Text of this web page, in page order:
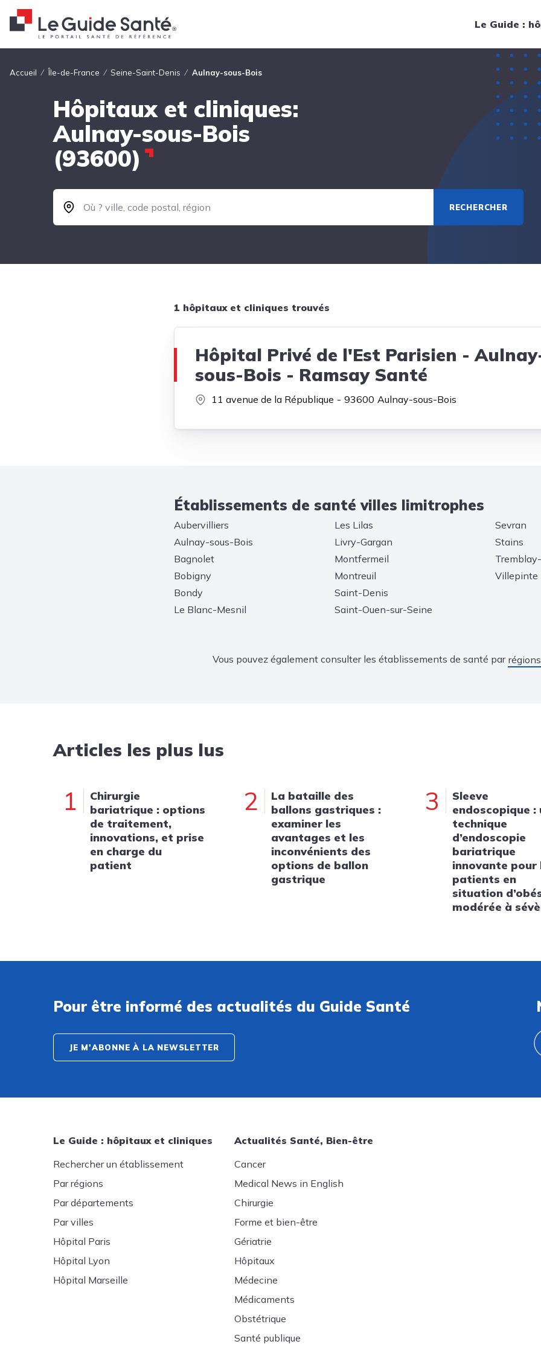
Le Guide :
Fil d'Ariane
Accueil Île-de-France Seine-Saint-Denis Aulnay-sous-Bois
Hôpitaux et cliniques:
Aulnay-sous-Bois
(93600)
RECHERCHER
1 hôpitaux et cliniques trouvés
Hôpital Privé de l'Est Parisien -
sous-Bois - Ramsay Santé
11 avenue de la République 93600 Aulnay-sous-Bois
Établissements de santé villes limitrophes
Aubervilliers
Aulnay-sous-Bois
Bagnolet
Bobigny
Bondy
Le Blanc-Mesnil
Les Lilas
Livry-Gargan
Montfermeil
Montreuil
Saint-Denis
Saint-Ouen-sur-Seine
Sevran
Stains
Villepinte
Vous pouvez également consulter les établissements de santé par régions
Articles les plus lus
1
Chirurgie
bariatrique : options
de traitement,
innovations, et prise
en charge du
patient
2
La bataille des
ballons gastriques :
examiner les
avantages et les
inconvénients des
options de ballon
gastrique
3
Sleeve
endoscopique :
technique
d’endoscopie
bariatrique
innovante pour
patients en
situation
modérée à
Pour être informé des actualités du Guide Santé
JE M'ABONNE À LA NEWSLETTER
Le Guide : hôpitaux et cliniques
Rechercher un établissement
Par régions
Par départements
Par villes
Hôpital Paris
Hôpital Lyon
Hôpital Marseille
Actualités Santé, Bien-être
Cancer
Medical News in English
Chirurgie
Forme et bien-être
Gériatrie
Hôpitaux
Médecine
Médicaments
Obstétrique
Santé publique